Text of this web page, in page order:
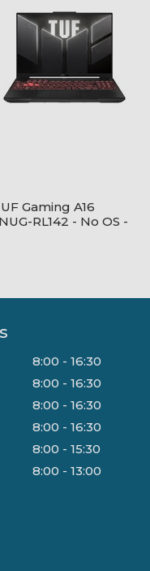
Gaming A16
RL142 - No OS -
8:00 - 16:30
8:00 - 16:30
8:00 - 16:30
8:00 - 16:30
8:00 - 15:30
8:00 - 13:00